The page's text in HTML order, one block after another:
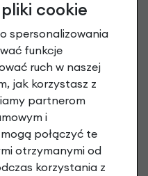
pierwsze
otrzymać Kod na zakup
o nowościach i promocjach
cookie
spersonalizowania
funkcje
ruch w naszej
jak korzystasz z
partnerom
i
połączyć te
otrzymanymi od
korzystania z